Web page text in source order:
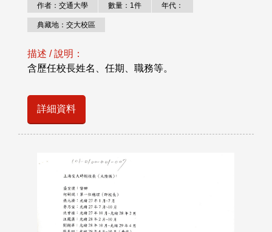
作者：交通大學 數量：1件 年代：
典藏地：交大校區
描述 / 說明：
含歷任校長姓名、任期、職務等。
詳細資料